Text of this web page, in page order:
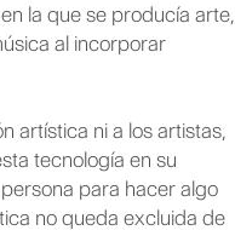
la que se producía arte,
al incorporar
artística ni a los artistas,
tecnología en su
para hacer algo
no queda excluida de